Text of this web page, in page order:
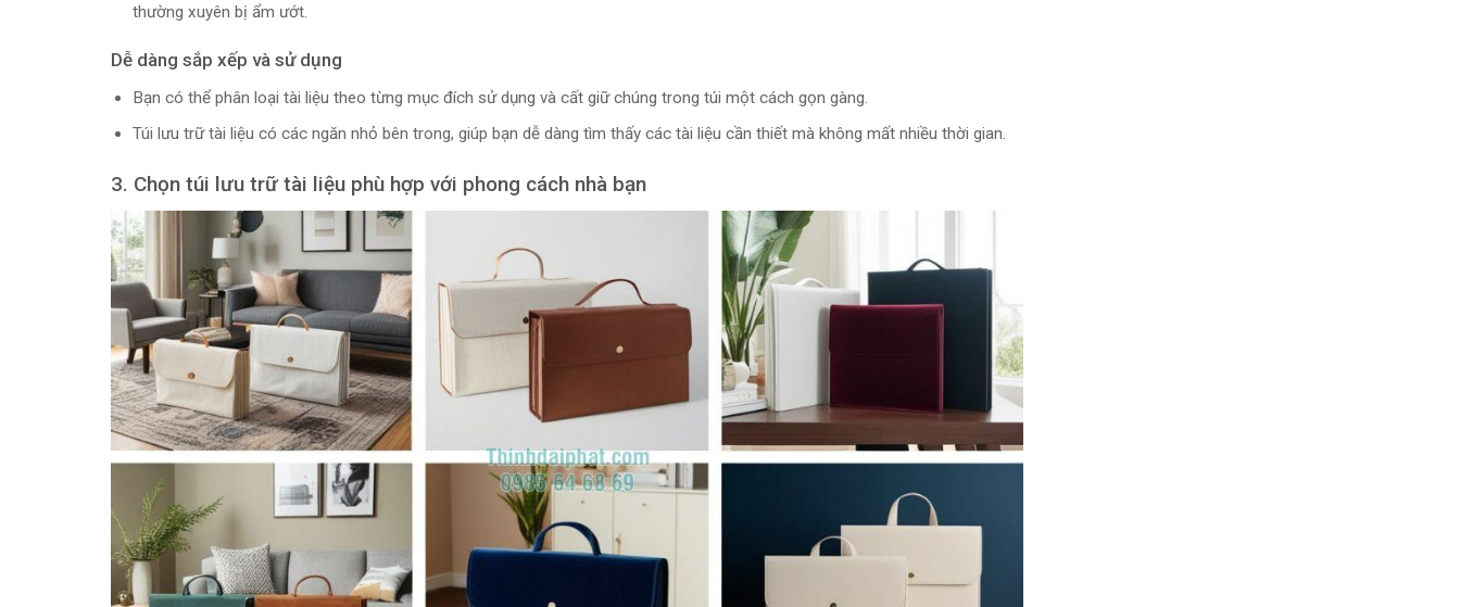
thường xuyên bị ẩm ướt.
Dễ dàng sắp xếp và sử dụng
Bạn có thể phân loại tài liệu theo từng mục đích sử dụng và cất giữ chúng trong túi một cách gọn gàng.
Túi lưu trữ tài liệu có các ngăn nhỏ bên trong, giúp bạn dễ dàng tìm thấy các tài liệu cần thiết mà không mất nhiều thời gian.
3. Chọn túi lưu trữ tài liệu phù hợp với phong cách nhà bạn